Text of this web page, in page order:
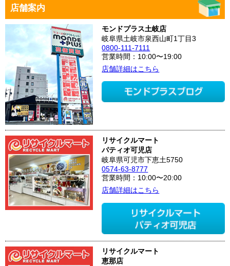
店舗案内
モンドプラス土岐店
岐阜県土岐市泉西山町1丁目3
0800-111-7111
営業時間：10:00〜19:00
店舗詳細はこちら
リサイクルマート
パティオ可児店
岐阜県可児市下恵土5750
0574-63-8777
営業時間：10:00〜20:00
店舗詳細はこちら
リサイクルマート
恵那店